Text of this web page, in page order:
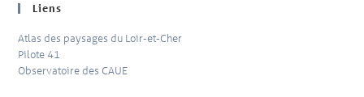
Liens
Atlas des paysages du Loir-et-Cher
Pilote 41
Observatoire des CAUE